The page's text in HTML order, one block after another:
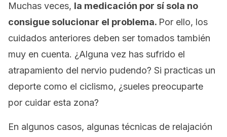
Muchas veces, la medicación por sí sola no
consigue solucionar el problema. Por ello, los
cuidados anteriores deben ser tomados también
muy en cuenta. ¿Alguna vez has sufrido el
atrapamiento del nervio pudendo? Si practicas un
deporte como el ciclismo, ¿sueles preocuparte
por cuidar esta zona?
En algunos casos, algunas técnicas de relajación